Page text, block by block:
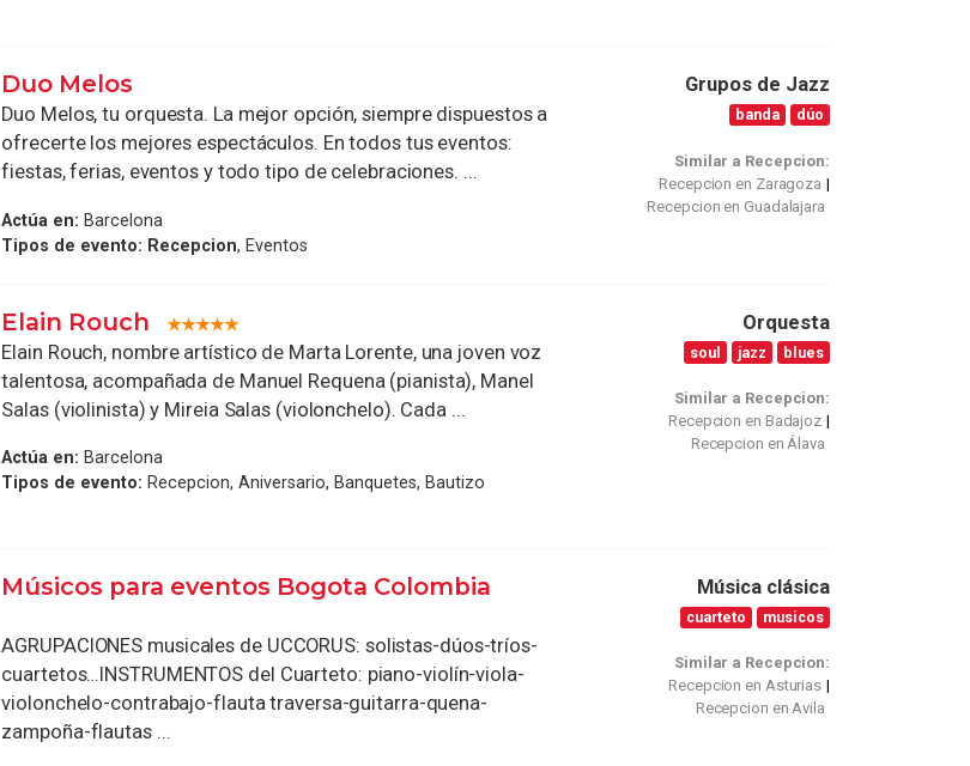
Duo Melos
Duo Melos, tu orquesta. La mejor opción, siempre dispuestos a
ofrecerte los mejores espectáculos. En todos tus eventos:
fiestas, ferias, eventos y todo tipo de celebraciones. ...
Actúa en: Barcelona
Tipos de evento: Recepcion, Eventos
Grupos de Jazz
banda dúo
Similar a Recepcion:
Recepcion en Zaragoza
Recepcion en Guadalajara
Elain Rouch
Elain Rouch, nombre artístico de Marta Lorente, una joven voz
talentosa, acompañada de Manuel Requena (pianista), Manel
Salas (violinista) y Mireia Salas (violonchelo). Cada ...
Actúa en: Barcelona
Tipos de evento: Recepcion, Aniversario, Banquetes, Bautizo
Orquesta
soul jazz blues
Similar a Recepcion:
Recepcion en Badajoz
Recepcion en Álava
Músicos para eventos Bogota Colombia
AGRUPACIONES musicales de UCCORUS: solistas-dúos-tríos-
cuartetos…INSTRUMENTOS del Cuarteto: piano-violín-viola-
violonchelo-contrabajo-flauta traversa-guitarra-quena-
zampoña-flautas ...
Música clásica
cuarteto musicos
Similar a Recepcion:
Recepcion en Asturias
Recepcion en Avila